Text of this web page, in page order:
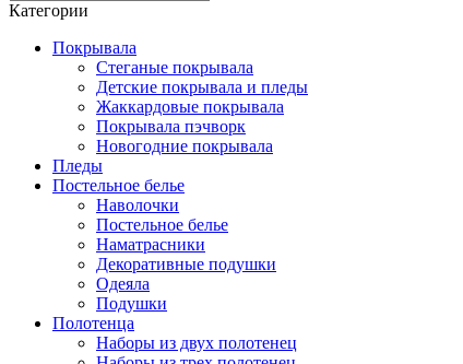
Категории
Покрывала
Стеганые покрывала
Детские покрывала и пледы
Жаккардовые покрывала
Покрывала пэчворк
Новогодние покрывала
Пледы
Постельное белье
Наволочки
Постельное белье
Наматрасники
Декоративные подушки
Одеяла
Подушки
Полотенца
Наборы из двух полотенец